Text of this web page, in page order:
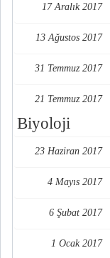
17 Aralık 2017
13 Ağustos 2017
31 Temmuz 2017
21 Temmuz 2017
Biyoloji
23 Haziran 2017
4 Mayıs 2017
6 Şubat 2017
1 Ocak 2017